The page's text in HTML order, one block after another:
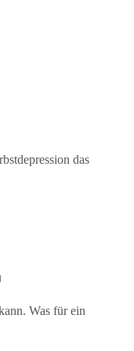
das
Was für ein